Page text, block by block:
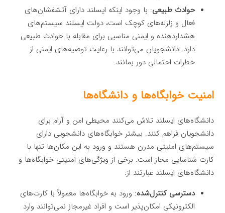
حوادث طبیعی: با وجود اینکه ایسلند دارای آتشفشان‌های
فعال و زلزله‌های کوچک است، دولت ایسلند سیستم‌های
هشداردهنده و ایمنی مناسبی برای مقابله با حوادث طبیعی
دارد. دانشجویان می‌توانند با رعایت توصیه‌های ایمنی از
خطرات احتمالی دور بمانند.
امنیت خوابگاه‌ها و دانشگاه‌ها
دانشگاه‌های ایسلند تلاش می‌کنند محیطی امن و آرام برای
دانشجویان فراهم کنند. بیشتر خوابگاه‌های دانشجویی دارای
سیستم‌های امنیتی مدرن هستند و ورود به این مکان‌ها تنها با
کارت شناسایی مجاز است. برخی از ویژگی‌های امنیتی خوابگاه‌ها و
دانشگاه‌های ایسلند عبارتند از:
دسترسی کنترل‌شده: ورود به خوابگاه‌ها معمولاً با کارت‌های
الکترونیکی امکان‌پذیر است و افراد غیرمجاز نمی‌توانند وارد